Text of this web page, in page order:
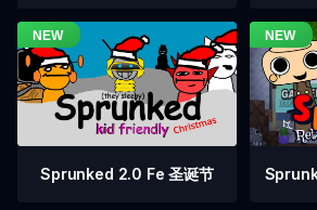
Sprunked 2.0 Fe 圣诞节